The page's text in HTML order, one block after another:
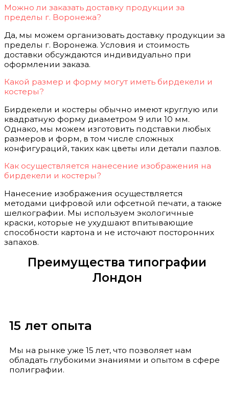
Можно ли заказать доставку продукции за
пределы г. Воронежа?
Да, мы можем организовать доставку продукции за
пределы г. Воронежа. Условия и стоимость
доставки обсуждаются индивидуально при
оформлении заказа.
Какой размер и форму могут иметь бирдекели и
костеры?
Бирдекели и костеры обычно имеют круглую или
квадратную форму диаметром 9 или 10 мм.
Однако, мы можем изготовить подставки любых
размеров и форм, в том числе сложных
конфигураций, таких как цветы или детали пазлов.
Как осуществляется нанесение изображения на
бирдекели и костеры?
Нанесение изображения осуществляется
методами цифровой или офсетной печати, а также
шелкографии. Мы используем экологичные
краски, которые не ухудшают впитывающие
способности картона и не источают посторонних
запахов.
Преимущества типографии
Лондон
15 лет опыта
Мы на рынке уже 15 лет, что позволяет нам
обладать глубокими знаниями и опытом в сфере
полиграфии.